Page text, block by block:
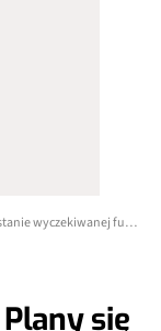
ChatGPT nie dostanie wyczekiwanej funkcji. Plany się zmieniły
się